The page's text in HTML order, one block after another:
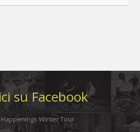
su Facebook
Winter Tour